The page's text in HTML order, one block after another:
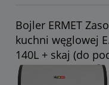
Bojler ERMET
kuchni węglowej
140L + skaj (do